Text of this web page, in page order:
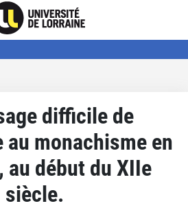
difficile de
monachisme en
au début du XIIe
siècle.